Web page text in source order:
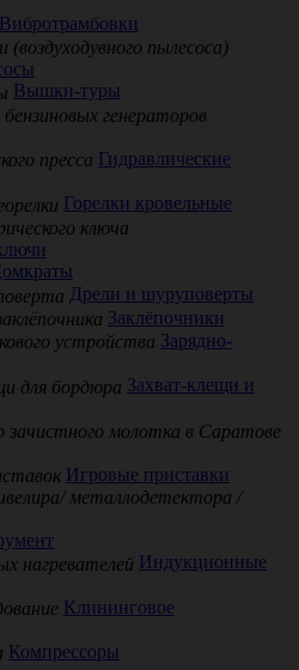
Вибротрамбовки
Вышки-туры
Гидравлические
Горелки кровельные
Дрели и шуруповерты
Заклёпочники
Зарядно-
Захват-клещи и
Игровые приставки
Индукционные
Клининговое
Компрессоры